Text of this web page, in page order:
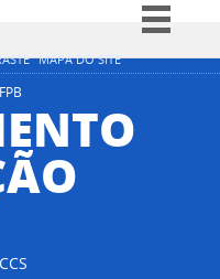
MAPA DO SITE
Simplifique!
Participe
Acesso à informação
Legislação